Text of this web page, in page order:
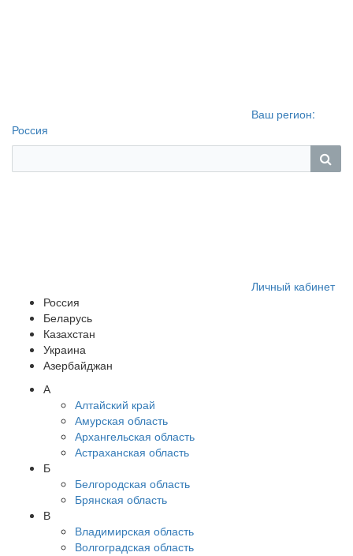
Ваш регион:
Россия
Личный кабинет
Россия
Беларусь
Казахстан
Украина
Азербайджан
А
Алтайский край
Амурская область
Архангельская область
Астраханская область
Б
Белгородская область
Брянская область
В
Владимирская область
Волгоградская область